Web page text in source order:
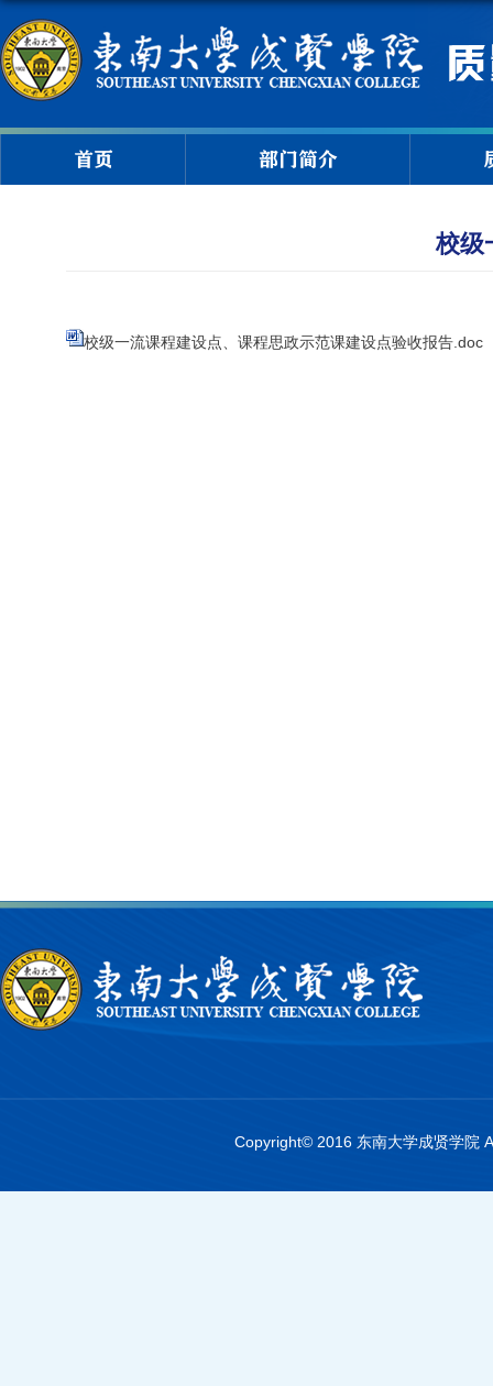
首页 部门简介
校级
校级一流课程建设点、课程思政示范课建设点验收报告.doc
Copyright© 2016 东南大学成贤学院